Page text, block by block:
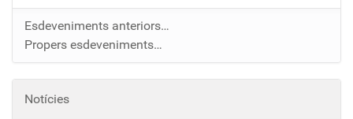
Esdeveniments anteriors…
Propers esdeveniments…
Notícies